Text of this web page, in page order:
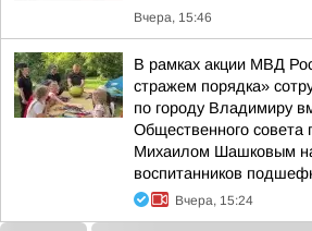
Вчера, 15:46
В рамках акции МВД
стражем порядка»
по городу Владимиру
Общественного
Михаилом Шашковым
воспитанников
Вчера, 15:24